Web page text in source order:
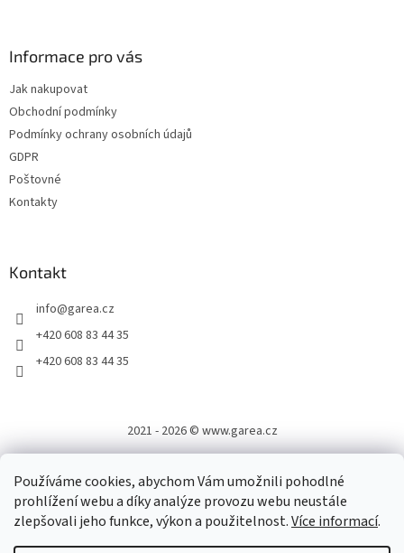
Používáme cookies, abychom Vám umožnili pohodlné
prohlížení webu a díky analýze provozu webu neustále
zlepšovali jeho funkce, výkon a použitelnost.Více informací.
Informace pro vás
Jak nakupovat
Obchodní podmínky
Podmínky ochrany osobních údajů
GDPR
Poštovné
Kontakty
Kontakt
info@garea.cz
+420 608 83 44 35
+420 608 83 44 35
2021 - 2026 © www.garea.cz
Vytvořil Shoptet